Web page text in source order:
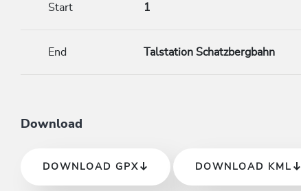
Start 1
End Talstation Schatzbergbahn
Download
DOWNLOAD GPX DOWNLOAD KML